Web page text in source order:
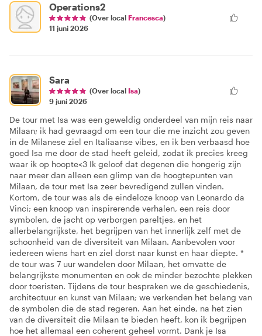
Operations2
(Over local Francesca)
11 juni 2026
Sara
(Over local Isa)
9 juni 2026
De tour met Isa was een geweldig onderdeel van mijn reis naar
Milaan; ik had gevraagd om een tour die me inzicht zou geven
in de Milanese ziel en Italiaanse vibes, en ik ben verbaasd hoe
goed Isa me door de stad heeft geleid, zodat ik precies kreeg
waar ik op hoopte<3 Ik geloof dat degenen die hongerig zijn
naar meer dan alleen een glimp van de hoogtepunten van
Milaan, de tour met Isa zeer bevredigend zullen vinden.
Kortom, de tour was als de eindeloze knoop van Leonardo da
Vinci; een knoop van inspirerende verhalen, een reis door
symbolen, de jacht op verborgen pareltjes, en het
allerbelangrijkste, het begrijpen van het innerlijk zelf met de
schoonheid van de diversiteit van Milaan. Aanbevolen voor
iedereen wiens hart en ziel dorst naar kunst en haar diepte. *
de tour was 7 uur wandelen door Milaan, het omvatte de
belangrijkste monumenten en ook de minder bezochte plekken
door toeristen. Tijdens de tour bespraken we de geschiedenis,
architectuur en kunst van Milaan; we verkenden het belang van
de symbolen die de stad regeren. Aan het einde, na het zien
van de diversiteit die Milaan te bieden heeft, kon ik begrijpen
hoe het allemaal een coherent geheel vormt. Dank je Isa